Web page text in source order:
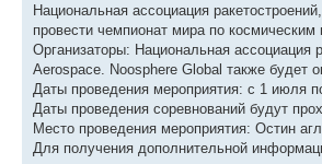
Национальная ассоциация
провести чемпионат мира по космическим
Организаторы: Национальная ассоциация
Aerospace. Noosphere Global также будет
Даты проведения мероприятия: с 1 июля
Даты проведения соревнований будут
Место проведения мероприятия: Остин
Для получения дополнительной